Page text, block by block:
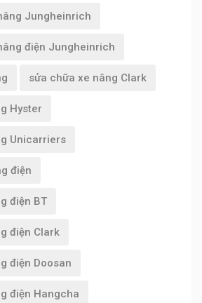
Jungheinrich
điện Jungheinrich
sửa chữa xe nâng Clark
Hyster
Unicarriers
điện
điện BT
điện Clark
điện Doosan
điện Hangcha